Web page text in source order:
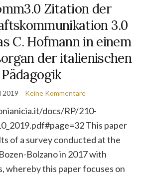
Zitation der
3.0
C. Hofmann in einem
der italienischen
Pädagogik
2019 Keine Kommentare
docs/RP/210-
This paper
of a survey conducted at the
Bolzano in 2017 with
whereby this paper focuses on